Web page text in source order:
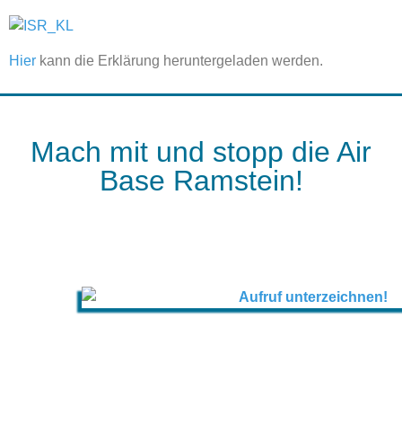
Hier kann die Erklärung heruntergeladen werden.
Mach mit und stopp die Air
Base Ramstein!